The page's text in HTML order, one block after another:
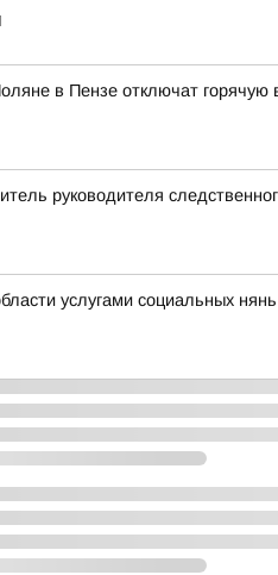
в Пензе отключат горячую
руководителя
услугами социальных